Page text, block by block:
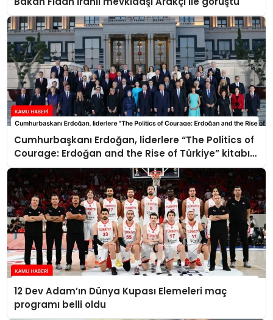
Cumhurbaşkanı Erdoğan, liderlere “The Politics of
Courage: Erdoğan and the Rise of Türkiye” kitabını
takdim etti
12 Dev Adam’ın Dünya Kupası Elemeleri maç
programı belli oldu